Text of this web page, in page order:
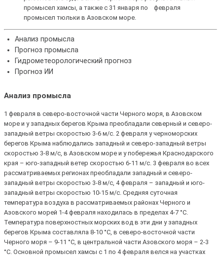
промысел хамсы, а также с 31 января по февраля
промысел тюльки в Азовском море.
Анализ промысла
Прогноз промысла
Гидрометеорологический прогноз
Прогноз ИИ
Анализ промысла
1 февраля в северо-восточной части Черного моря, в Азовском
море и у западных берегов Крыма преобладали северный и северо-
западный ветры скоростью 3-6 м/с. 2 февраля у черноморских
берегов Крыма наблюдались западный и северо-западный ветры
скоростью 3-8 м/с, в Азовском море и у побережья Краснодарского
края – юго-западный ветер скоростью 6-11 м/с. 3 февраля во всех
рассматриваемых регионах преобладали западный и северо-
западный ветры скоростью 3-8 м/с, 4 февраля – западный и юго-
западный ветры скоростью 10-15 м/с. Средняя суточная
температура воздуха в рассматриваемых районах Черного и
Азовского морей 1-4 февраля находилась в пределах 4-7 °С.
Температура поверхностных морских вод в эти дни у западных
берегов Крыма составляла 8-10 °С, в северо-восточной части
Черного моря – 9-11 °С, в центральной части Азовского моря – 2-3
°С. Основной промысел хамсы с 1 по 4 февраля велся на участках